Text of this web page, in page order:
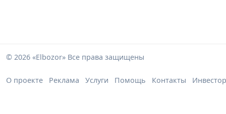
© 2026 «Elbozor» Все права защищены
О проекте Реклама Услуги Помощь Контакты